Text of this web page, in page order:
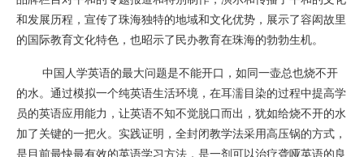
和发展历程，宣传了珠海独特的地域和文化优势，展示了容闳故里
的国际教育文化特色，也昭示了民办教育在珠海的勃勃生机。
中国人学英语的最大问题是不能开口，如同一壶总也烧不开
的水。通过模拟一个纯英语生活环境，在耳濡目染的过程中提高学
员的英语应用能力，让英语不知不觉脱口而出，犹如给烧不开的水
加了关键的一把火。实践证明，全封闭教学法采用高压锅的方式，
是目前最快最有效的英语学习方法，是一剂可以治疗聋哑英语的良